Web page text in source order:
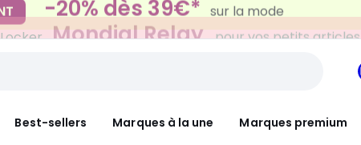
Mondial Relay pour vos petits articles
Best-sellers Marques à la une Marques premium